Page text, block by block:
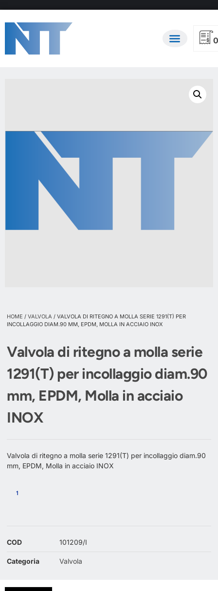
0
HOME / VALVOLA / VALVOLA DI RITEGNO A MOLLA SERIE 1291(T) PER
INCOLLAGGIO DIAM.90 MM, EPDM, MOLLA IN ACCIAIO INOX
Valvola di ritegno a molla serie
1291(T) per incollaggio diam.90
mm, EPDM, Molla in acciaio
INOX
Valvola di ritegno a molla serie 1291(T) per incollaggio diam.90
mm, EPDM, Molla in acciaio INOX
COD 101209/I
Categoria Valvola